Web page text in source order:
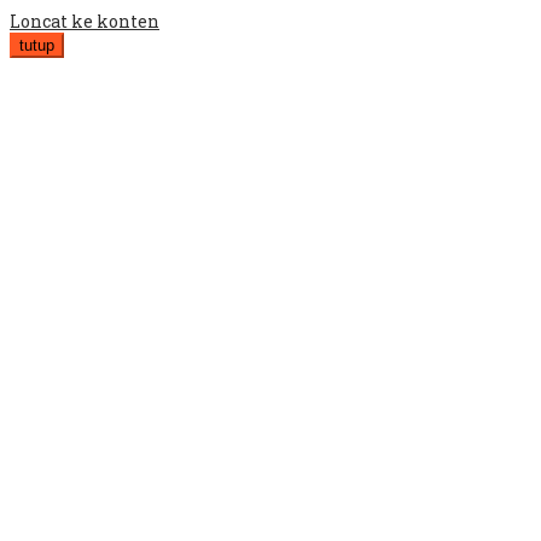
Loncat ke konten
tutup